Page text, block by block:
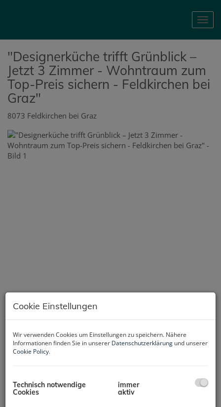
"Designerküche trifft Grünblick –
Jetzt 3 Zimmer - Wohntraum zum
Top-Preis sichern - Feldkirchen bei
Graz"
8073 Feldkirchen bei Graz
Helle 3-Zimmer-Wohnung mit Balkon & Grünblick –
Cookie Einstellungen
Wir verwenden Cookies um Einstellungen zu speichern. Nähere
Informationen finden Sie in unserer Datenschutzerklärung und unserer
Cookie Policy.
Technisch notwendige
Cookies
immer
aktiv